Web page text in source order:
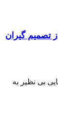
تصمیم گیران
بی نظیر به